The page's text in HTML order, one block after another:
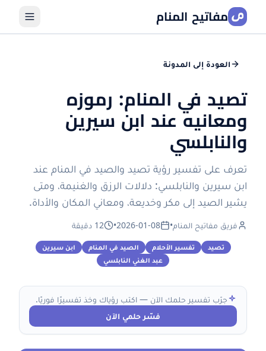
مفاتيح المنام
العودة إلى المدونة
تصيد في المنام: رموزه
ومعانيه عند ابن سيرين
والنابلسي
تعرف على تفسير رؤية تصيد والصيد في المنام عند
ابن سيرين والنابلسي: دلالات الرزق والغنيمة، ومتى
يشير الصيد إلى مكر وخديعة، ومعاني المكان والأداة.
فريق مفاتيح المنام•
2026-01-08
• 12 دقيقة
تصيد تفسير الأحلام الصيد في المنام
ابن سيرين
عبد الغني النابلسي
جرّب تفسير حلمك الآن — اكتب رؤياك وخذ تفسيرًا فوريًا.
فسّر حلمي الآن